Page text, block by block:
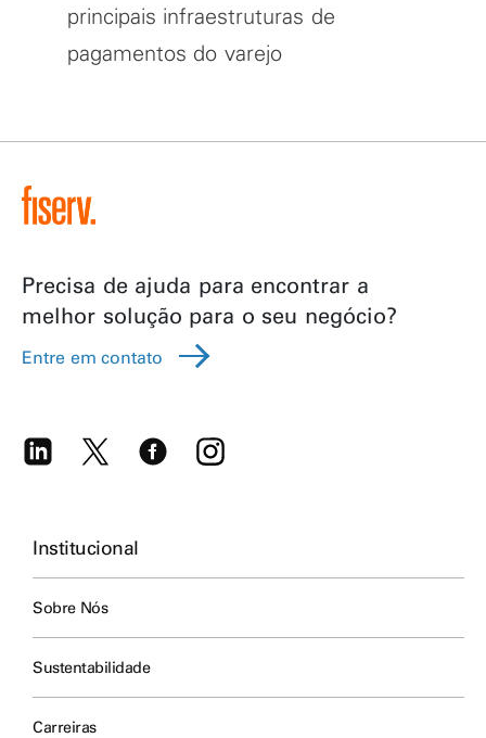
principais infraestruturas de
pagamentos do varejo
Precisa de ajuda para encontrar a
melhor solução para o seu negócio?
Entre em contato
Institucional
Sobre Nós
Sustentabilidade
Carreiras